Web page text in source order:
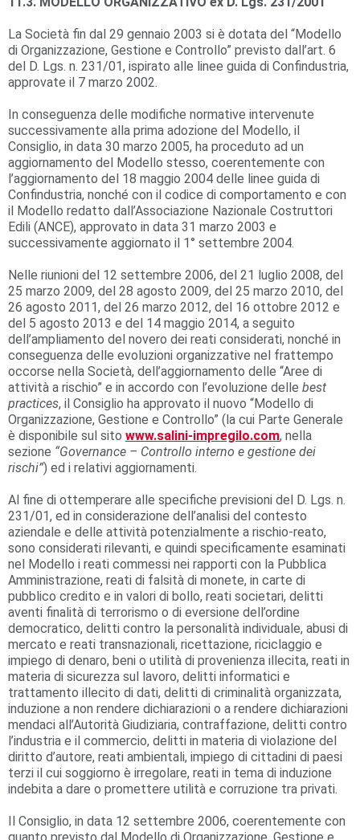
La Società fin dal 29 gennaio 2003 si è dotata del “Modello
di Organizzazione, Gestione e Controllo” previsto dall’art. 6
del D. Lgs. n. 231/01, ispirato alle linee guida di Confindustria,
approvate il 7 marzo 2002.
In conseguenza delle modifiche normative intervenute
successivamente alla prima adozione del Modello, il
Consiglio, in data 30 marzo 2005, ha proceduto ad un
aggiornamento del Modello stesso, coerentemente con
l’aggiornamento del 18 maggio 2004 delle linee guida di
Confindustria, nonché con il codice di comportamento e con
il Modello redatto dall’Associazione Nazionale Costruttori
Edili (ANCE), approvato in data 31 marzo 2003 e
successivamente aggiornato il 1° settembre 2004.
Nelle riunioni del 12 settembre 2006, del 21 luglio 2008, del
25 marzo 2009, del 28 agosto 2009, del 25 marzo 2010, del
26 agosto 2011, del 26 marzo 2012, del 16 ottobre 2012 e
del 5 agosto 2013 e del 14 maggio 2014, a seguito
dell’ampliamento del novero dei reati considerati, nonché in
conseguenza delle evoluzioni organizzative nel frattempo
occorse nella Società, dell’aggiornamento delle “Aree di
attività a rischio” e in accordo con l’evoluzione delle best
practices, il Consiglio ha approvato il nuovo “Modello di
Organizzazione, Gestione e Controllo” (la cui Parte Generale
è disponibile sul sito www.salini-impregilo.com, nella
sezione “Governance – Controllo interno e gestione dei
rischi”) ed i relativi aggiornamenti.
Al fine di ottemperare alle specifiche previsioni del D. Lgs. n.
231/01, ed in considerazione dell’analisi del contesto
aziendale e delle attività potenzialmente a rischio-reato,
sono considerati rilevanti, e quindi specificamente esaminati
nel Modello i reati commessi nei rapporti con la Pubblica
Amministrazione, reati di falsità di monete, in carte di
pubblico credito e in valori di bollo, reati societari, delitti
aventi finalità di terrorismo o di eversione dell’ordine
democratico, delitti contro la personalità individuale, abusi di
mercato e reati transnazionali, ricettazione, riciclaggio e
impiego di denaro, beni o utilità di provenienza illecita, reati in
materia di sicurezza sul lavoro, delitti informatici e
trattamento illecito di dati, delitti di criminalità organizzata,
induzione a non rendere dichiarazioni o a rendere dichiarazioni
mendaci all’Autorità Giudiziaria, contraffazione, delitti contro
l’industria e il commercio, delitti in materia di violazione del
diritto d’autore, reati ambientali, impiego di cittadini di paesi
terzi il cui soggiorno è irregolare, reati in tema di induzione
indebita a dare o promettere utilità e corruzione tra privati.
Il Consiglio, in data 12 settembre 2006, coerentemente con